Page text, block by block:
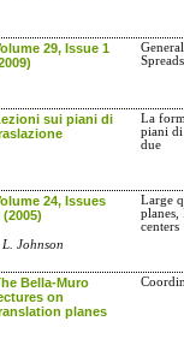
29, Issue 1
Spreads
sui piani di
La
piani di
due
24, Issues
(2005)
Large
centers
Johnson
Bella-Muro
on
planes